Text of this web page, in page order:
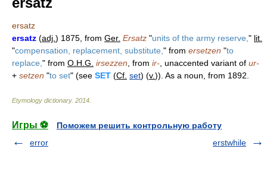
ersatz
ersatz (adj. ) 1875, from Ger. Ersatz "units of the army reserve, " lit.
"compensation, replacement, substitute, " from ersetzen "to
replace, " from O.H.G. irsezzen , from ir- , unaccented variant of ur-
+ setzen "to set" (see SET (Cf. set) (v.)). As a noun, from 1892.
Etymology dictionary. 2014
Игры ⚽
Поможем решить контрольную работу
error
erstwhile